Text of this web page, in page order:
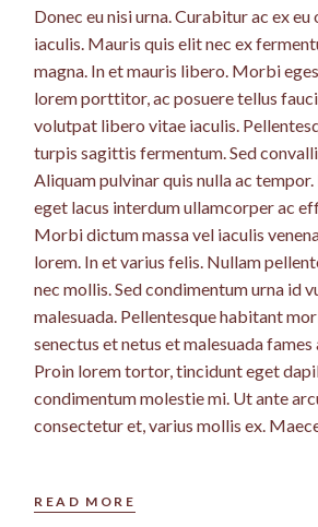
Donec eu nisi urna. Curabitur ac ex
iaculis. Mauris quis elit nec ex
magna. In et mauris libero. Morbi
lorem porttitor, ac posuere tellus
volutpat libero vitae iaculis.
turpis sagittis fermentum. Sed
Aliquam pulvinar quis nulla ac
eget lacus interdum ullamcorper ac
Morbi dictum massa vel iaculis
lorem. In et varius felis. Nullam
nec mollis. Sed condimentum urna id
malesuada. Pellentesque habitant
senectus et netus et malesuada
Proin lorem tortor, tincidunt eget
condimentum molestie mi. Ut ante
consectetur et, varius mollis ex.
READ MORE